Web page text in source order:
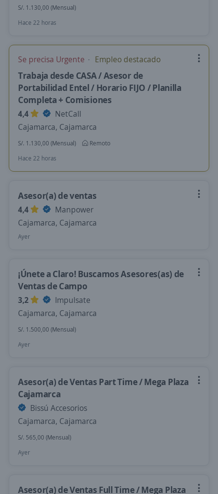
S/. 1.130,00 (Mensual)
Hace 22 horas
Se precisa Urgente Empleo destacado
Trabaja desde CASA / Asesor de
Portabilidad Entel / Horario FIJO / Planilla
Completa + Comisiones
4,4
NetCall
Cajamarca, Cajamarca
S/. 1.130,00 (Mensual)
Remoto
Hace 22 horas
Asesor(a) de ventas
4,4
Manpower
Cajamarca, Cajamarca
Ayer
¡Únete a Claro! Buscamos Asesores(as) de
Ventas de Campo
3,2
Impulsate
Cajamarca, Cajamarca
S/. 1.500,00 (Mensual)
Ayer
Asesor(a) de Ventas Part Time / Mega Plaza
Cajamarca
Bissú Accesorios
Cajamarca, Cajamarca
S/. 565,00 (Mensual)
Ayer
Asesor(a) de Ventas Full Time / Mega Plaza